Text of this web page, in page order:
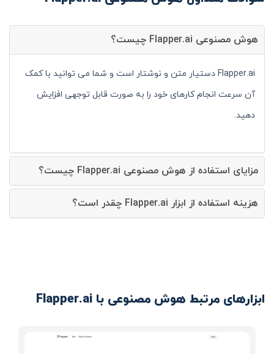
هوش مصنوعی Flapper.ai چیست؟
Flapper.ai دستیار متن و نوشتار است و شما می توانید با کمک
آن سرعت انجام کارهای خود را به صورت قابل توجهی افزایش
دهید.
مزایای استفاده از هوش مصنوعی Flapper.ai چیست؟
هزینه استفاده از ابزار Flapper.ai چقدر است؟
ابزارهای مرتبط هوش مصنوعی با Flapper.ai